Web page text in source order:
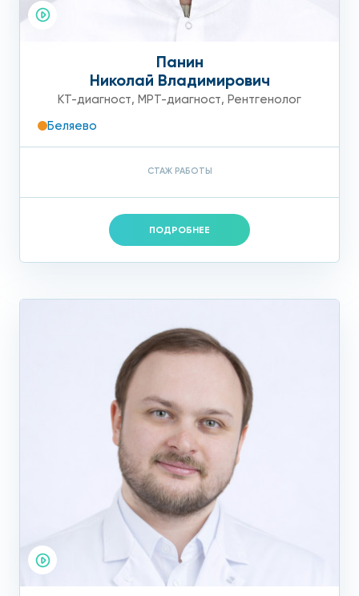
Панин
Николай Владимирович
КТ-диагност, МРТ-диагност, Рентгенолог
Беляево
СТАЖ РАБОТЫ
ПОДРОБНЕЕ